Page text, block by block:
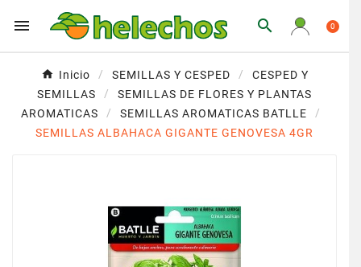
  0
Inicio SEMILLAS Y CESPED
CESPED Y
SEMILLAS
SEMILLAS DE FLORES Y PLANTAS
AROMATICAS
SEMILLAS AROMATICAS BATLLE
SEMILLAS ALBAHACA GIGANTE GENOVESA 4GR